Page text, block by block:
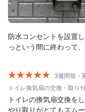
防水コンセントを設置
っという間に終わって
3週間前・
トイレ換気扇の交換・取り
トイレの換気扇交換を
やり取りがとてもスム